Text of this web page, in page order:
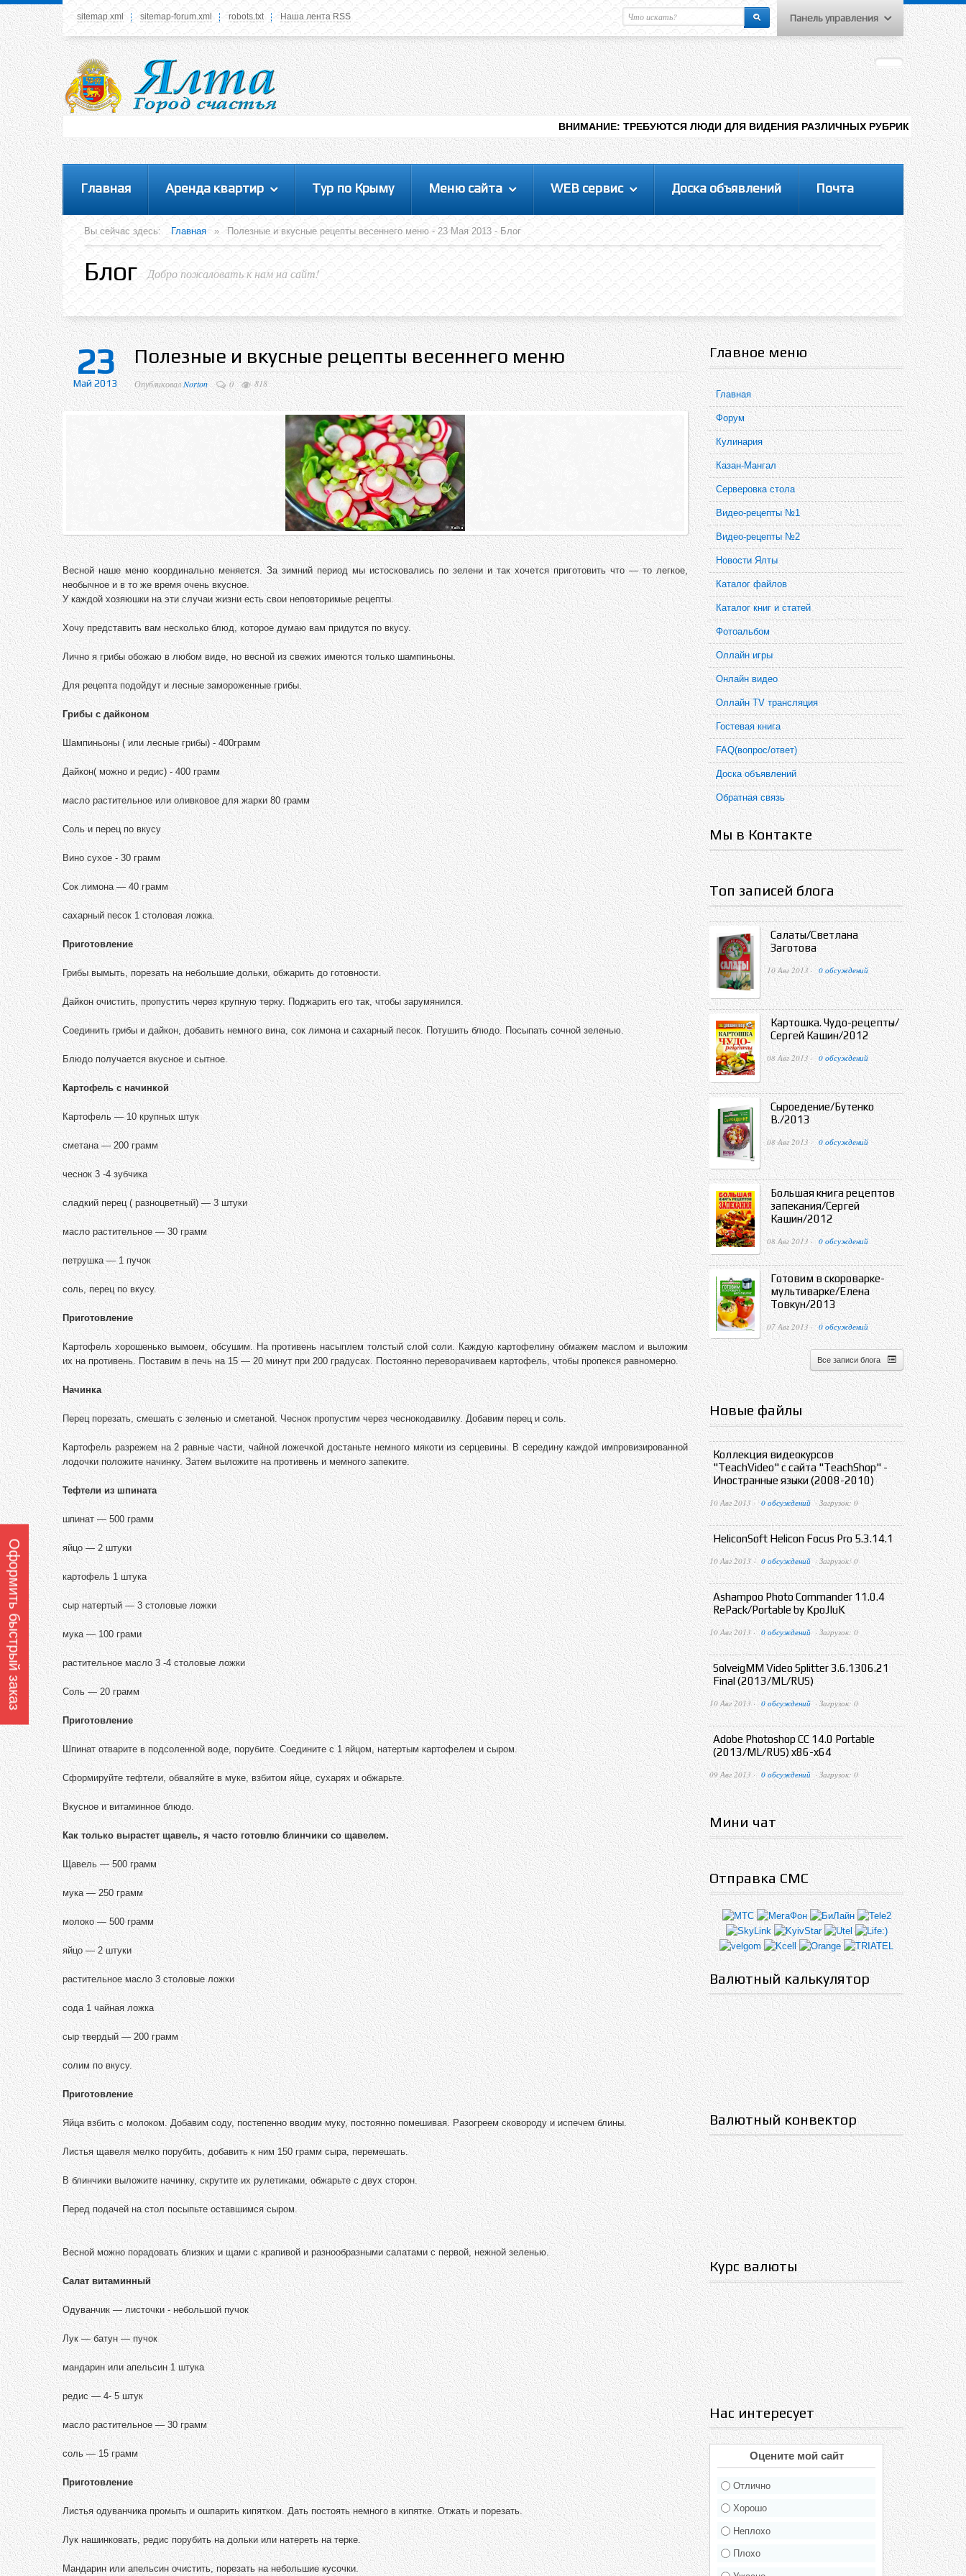
У вас нет прав просматривать данное меню,
пожалуйста, войдите на сайт под своим
логином или зарегестрируйтесь! Это позволит
вам пользоваться всеми функциями нашего
Здравствуйте уважаемыйГость. Чтобы
пользоваться данной панелью
управления, вам необходимо
авторизоваться на сайте под своим
логином, либо пройти регистрацию.
Меню пользователя
Вход на сайт
Регистрация
Панель управления
sitemap.xml sitemap-forum.xml robots.txt Наша лента RSS
ВНИМАНИЕ: ТРЕБУЮТСЯ ЛЮДИ ДЛЯ ВИДЕНИЯ РАЗЛИЧНЫХ РУБРИК НА САЙТЕ ,
Главная Аренда квартир Тур по Крыму Меню сайта WEB сервис Доска объявлений Почта
Вы сейчас здесь: Главная » Полезные и вкусные рецепты весеннего меню - 23 Мая 2013 - Блог
Блог Добро пожаловать к нам на сайт!
23
Май 2013
Полезные и вкусные рецепты весеннего меню
ОпубликовалNorton 0 818
Весной наше меню координально меняется. За зимний период мы истосковались по зелени и так хочется приготовить что — то легкое,
необычное и в то же время очень вкусное.
У каждой хозяюшки на эти случаи жизни есть свои неповторимые рецепты.
Хочу представить вам несколько блюд, которое думаю вам придутся по вкусу.
Лично я грибы обожаю в любом виде, но весной из свежих имеются только шампиньоны.
Для рецепта подойдут и лесные замороженные грибы.
Грибы с дайконом
Шампиньоны ( или лесные грибы) - 400грамм
Дайкон( можно и редис) - 400 грамм
масло растительное или оливковое для жарки 80 грамм
Соль и перец по вкусу
Вино сухое - 30 грамм
Сок лимона — 40 грамм
сахарный песок 1 столовая ложка.
Приготовление
Грибы вымыть, порезать на небольшие дольки, обжарить до готовности.
Дайкон очистить, пропустить через крупную терку. Поджарить его так, чтобы зарумянился.
Соединить грибы и дайкон, добавить немного вина, сок лимона и сахарный песок. Потушить блюдо. Посыпать сочной зеленью.
Блюдо получается вкусное и сытное.
Картофель с начинкой
Картофель — 10 крупных штук
сметана — 200 грамм
чеснок 3 -4 зубчика
сладкий перец ( разноцветный) — 3 штуки
масло растительное — 30 грамм
петрушка — 1 пучок
соль, перец по вкусу.
Приготовление
Картофель хорошенько вымоем, обсушим. На противень насыплем толстый слой соли. Каждую картофелину обмажем маслом и выложим
их на противень. Поставим в печь на 15 — 20 минут при 200 градусах. Постоянно переворачиваем картофель, чтобы пропекся равномерно.
Начинка
Перец порезать, смешать с зеленью и сметаной. Чеснок пропустим через чеснокодавилку. Добавим перец и соль.
Картофель разрежем на 2 равные части, чайной ложечкой достаньте немного мякоти из серцевины. В середину каждой импровизированной
лодочки положите начинку. Затем выложите на противень и мемного запеките.
Тефтели из шпината
шпинат — 500 грамм
яйцо — 2 штуки
картофель 1 штука
сыр натертый — 3 столовые ложки
мука — 100 грами
растительное масло 3 -4 столовые ложки
Соль — 20 грамм
Приготовление
Шпинат отварите в подсоленной воде, порубите. Соедините с 1 яйцом, натертым картофелем и сыром.
Сформируйте тефтели, обваляйте в муке, взбитом яйце, сухарях и обжарьте.
Вкусное и витаминное блюдо.
Как только вырастет щавель, я часто готовлю блинчики со щавелем.
Щавель — 500 грамм
мука — 250 грамм
молоко — 500 грамм
яйцо — 2 штуки
растительное масло 3 столовые ложки
сода 1 чайная ложка
сыр твердый — 200 грамм
солим по вкусу.
Приготовление
Яйца взбить с молоком. Добавим соду, постепенно вводим муку, постоянно помешивая. Разогреем сковороду и испечем блины.
Листья щавеля мелко порубить, добавить к ним 150 грамм сыра, перемешать.
В блинчики выложите начинку, скрутите их рулетиками, обжарьте с двух сторон.
Перед подачей на стол посыпьте оставшимся сыром.
Весной можно порадовать близких и щами с крапивой и разнообразными салатами с первой, нежной зеленью.
Салат витаминный
Одуванчик — листочки - небольшой пучок
Лук — батун — пучок
мандарин или апельсин 1 штука
редис — 4- 5 штук
масло растительное — 30 грамм
соль — 15 грамм
Приготовление
Листья одуванчика промыть и ошпарить кипятком. Дать постоять немного в кипятке. Отжать и порезать.
Лук нашинковать, редис порубить на дольки или натереть на терке.
Мандарин или апельсин очистить, порезать на небольшие кусочки.
Главное меню
Главная
Форум
Кулинария
Казан-Мангал
Серверовка стола
Видео-рецепты №1
Видео-рецепты №2
Новости Ялты
Каталог файлов
Каталог книг и статей
Фотоальбом
Оллайн игры
Онлайн видео
Оллайн TV трансляция
Гостевая книга
FAQ(вопрос/ответ)
Доска объявлений
Обратная связь
Мы в Контакте
Топ записей блога
Салаты/Светлана
Заготова
10 Авг 2013 · 0 обсуждений
Картошка. Чудо-рецепты/
Сергей Кашин/2012
08 Авг 2013 · 0 обсуждений
Сыроедение/Бутенко
В./2013
08 Авг 2013 · 0 обсуждений
Большая книга рецептов
запекания/Сергей
Кашин/2012
08 Авг 2013 · 0 обсуждений
Готовим в скороварке-
мультиварке/Елена
Товкун/2013
07 Авг 2013 · 0 обсуждений
Все записи блога
Новые файлы
Коллекция видеокурсов
"TeachVideo" с сайта "TeachShop" -
Иностранные языки (2008-2010)
10 Авг 2013 · 0 обсуждений · Загрузок: 0
HeliconSoft Helicon Focus Pro 5.3.14.1
10 Авг 2013 · 0 обсуждений · Загрузок: 0
Ashampoo Photo Commander 11.0.4
RePack/Portable by KpoJIuK
10 Авг 2013 · 0 обсуждений · Загрузок: 0
SolveigMM Video Splitter 3.6.1306.21
Final (2013/ML/RUS)
10 Авг 2013 · 0 обсуждений · Загрузок: 0
Adobe Photoshop CC 14.0 Portable
(2013/ML/RUS) x86-x64
09 Авг 2013 · 0 обсуждений · Загрузок: 0
Мини чат
Отправка СМС
Валютный калькулятор
Валютный конвектор
Курс валюты
Нас интересует
Оцените мой сайт
Отлично
Хорошо
Неплохо
Плохо
Оформить быстрый заказ